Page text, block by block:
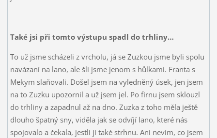
Také jsi při tomto výstupu spadl do trhliny…
To už jsme scházeli z vrcholu, já se Zuzkou jsme byli spolu
navázaní na lano, ale šli jsme jenom s hůlkami. Franta s
Mekym slaňovali. Došel jsem na vyledněný úsek, jen jsem
na to Zuzku upozornil a už jsem jel. Po firnu jsem sklouzl
do trhliny a zapadnul až na dno. Zuzka z toho měla ještě
dlouho špatný sny, viděla jak se odvíjí lano, které nás
spojovalo a čekala, jestli jí také strhnu. Ani nevím, co jsem